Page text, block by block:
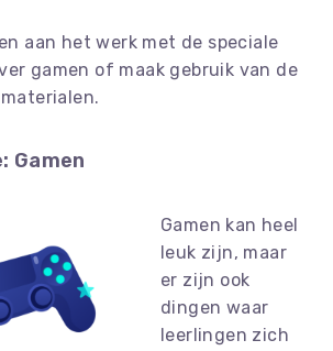
aan het werk met de speciale
gamen of maak gebruik van de
Gamen
Gamen kan heel
leuk zijn, maar
er zijn ook
dingen waar
leerlingen zich